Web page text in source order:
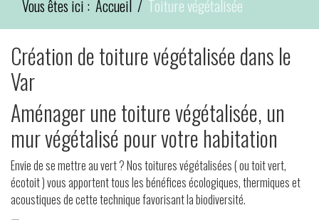
Vous êtes ici : Accueil Toiture végétalisée
Création de toiture végétalisée dans le
Var
Aménager une toiture végétalisée, un
mur végétalisé pour votre habitation
Envie de se mettre au vert ? Nos toitures végétalisées ( ou toit vert,
écotoit ) vous apportent tous les bénéfices écologiques, thermiques et
acoustiques de cette technique favorisant la biodiversité.